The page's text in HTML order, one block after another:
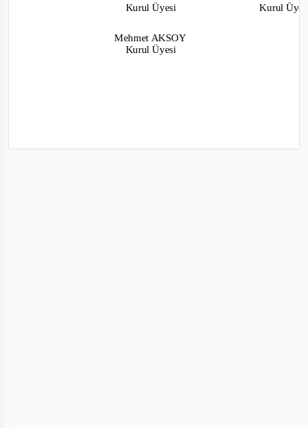
Kurul
Kurul Üyesi
Mehmet AKSOY
Kurul Üyesi